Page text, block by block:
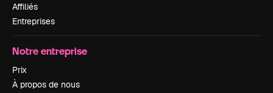
Affiliés
Entreprises
Notre entreprise
Prix
À propos de nous